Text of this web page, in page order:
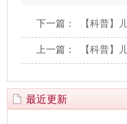
下一篇： 【科普】
上一篇： 【科普】
最近更新